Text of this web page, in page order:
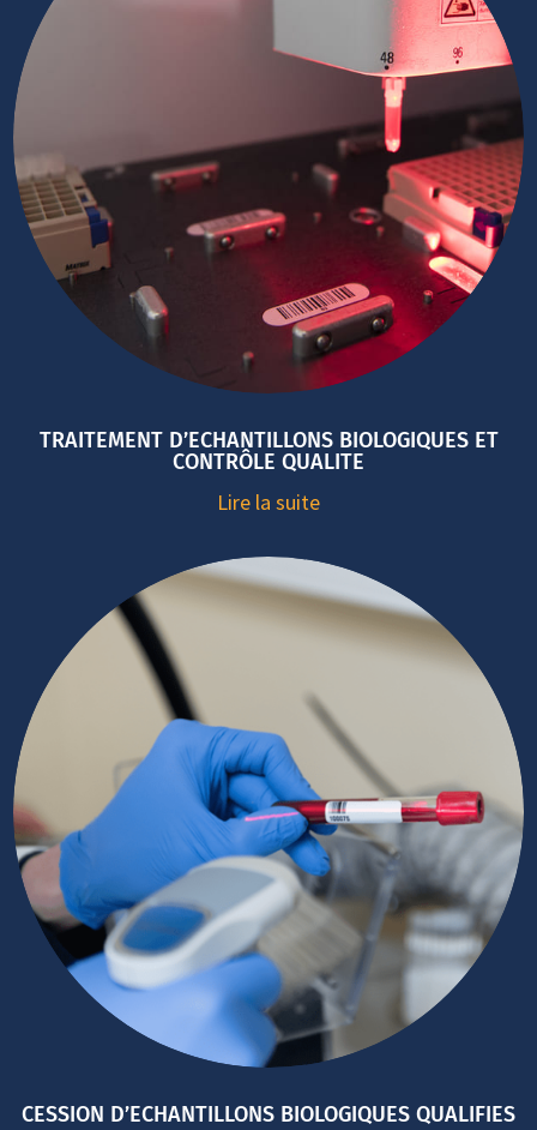
TRAITEMENT D’ECHANTILLONS BIOLOGIQUES ET
CONTRÔLE QUALITE
Lire la suite
CESSION D’ECHANTILLONS BIOLOGIQUES QUALIFIES